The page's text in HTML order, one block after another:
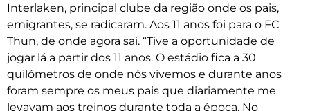
Interlaken, principal clube da região onde os pais,
emigrantes, se radicaram. Aos 11 anos foi para o FC
Thun, de onde agora sai. “Tive a oportunidade de
jogar lá a partir dos 11 anos. O estádio fica a 30
quilómetros de onde nós vivemos e durante anos
foram sempre os meus pais que diariamente me
levavam aos treinos durante toda a época. No